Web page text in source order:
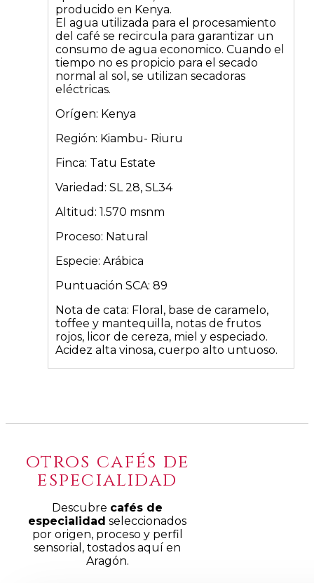
producido en Kenya.
El agua utilizada para el procesamiento
del café se recircula para garantizar un
consumo de agua economico. Cuando el
tiempo no es propicio para el secado
normal al sol, se utilizan secadoras
eléctricas.
Orígen: Kenya
Región: Kiambu- Riuru
Finca: Tatu Estate
Variedad: SL 28, SL34
Altitud: 1.570 msnm
Proceso: Natural
Especie: Arábica
Puntuación SCA: 89
Nota de cata: Floral, base de caramelo,
toffee y mantequilla, notas de frutos
rojos, licor de cereza, miel y especiado.
Acidez alta vinosa, cuerpo alto untuoso.
otros cafés de
especialidad
Descubre cafés de
especialidad seleccionados
por origen, proceso y perfil
sensorial, tostados aquí en
Aragón.